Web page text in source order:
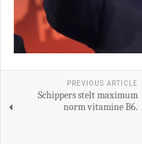
PREVIOUS ARTICLE
Schippers stelt maximum
norm vitamine B6.